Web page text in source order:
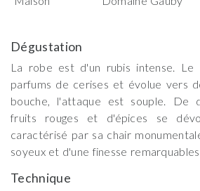
Dégustation
La robe est d'un rubis intense. Le
parfums de cerises et évolue vers
bouche, l'attaque est souple. De
fruits rouges et d'épices se
caractérisé par sa chair
soyeux et d'une finesse
Technique